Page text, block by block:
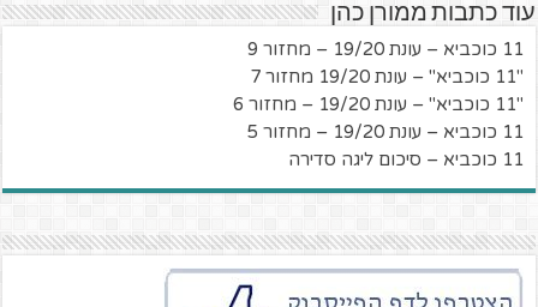
עוד כתבות ממורן כהן
11 כוכביא – עונת 19/20 – מחזור 9
"11 כוכביא" – עונת 19/20 מחזור 7
"11 כוכביא" – עונת 19/20 – מחזור 6
11 כוכביא – עונת 19/20 – מחזור 5
11 כוכביא – סיכום ליגה סדירה